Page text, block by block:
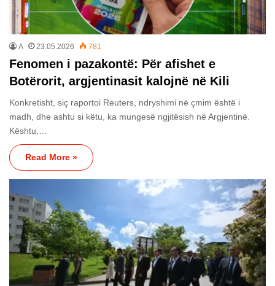
A 23.05.2026 781
Fenomen i pazakontë: Për afishet e
Botërorit, argjentinasit kalojnë në Kili
Konkretisht, siç raportoi Reuters, ndryshimi në çmim është i
madh, dhe ashtu si këtu, ka mungesë ngjitësish në Argjentinë.
Kështu,…
Read More »